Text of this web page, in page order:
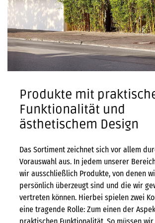
Produkte mit
Funktionalität und
ästhetischem Design
Das Sortiment zeichnet sich vor allem
Vorauswahl aus. In jedem unserer
wir ausschließlich Produkte, von denen
persönlich überzeugt sind und die wir
vertreten können. Hierbei spielen zwei
eine tragende Rolle: Zum einen der